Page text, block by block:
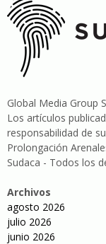
Global Media Group
Los artículos
responsabilidad de
Prolongación
Sudaca - Todos los
Archivos
agosto 2026
julio 2026
junio 2026